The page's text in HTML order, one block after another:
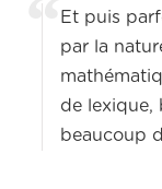
Et puis
par la
de lexique,
beaucoup